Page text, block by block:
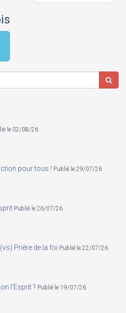
le 02/08/26
pour tous ! Publié le 29/07/26
Publié le 26/07/26
Prière de la foi Publié le 22/07/26
l'Esprit ? Publié le 19/07/26